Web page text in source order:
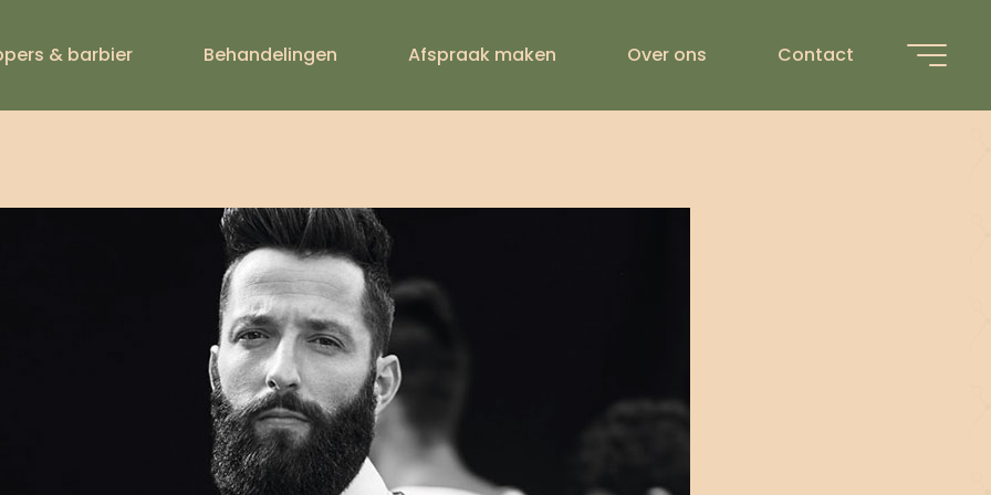
& barbier Behandelingen Afspraak maken Over ons Contact
THE-CLASSICS-